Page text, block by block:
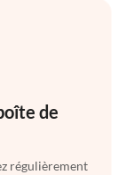
de
régulièrement